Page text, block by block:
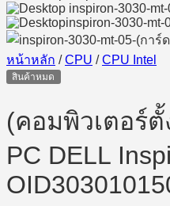
หน้าหลัก / CPU / CPU Intel
สินค้าหมด
(คอมพิวเตอร์ตั้
PC DELL